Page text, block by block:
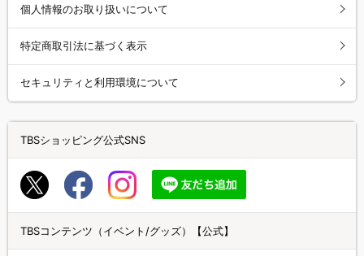
個人情報のお取り扱いについて
特定商取引法に基づく表示
セキュリティと利用環境について
TBSショッピング公式SNS
TBSコンテンツ（イベント/グッズ）【公式】